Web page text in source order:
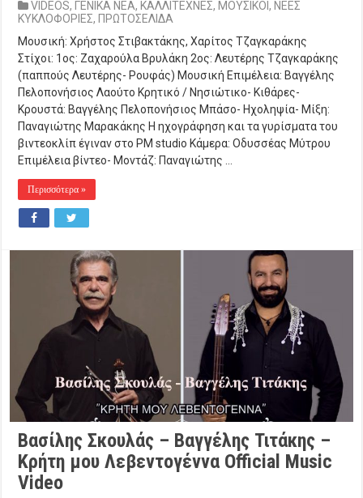
VIDEOS, ΓΕΝΙΚΑ ΝΕΑ, ΚΑΛΛΙΤΕΧΝΕΣ, ΜΟΥΣΙΚΟΙ, ΝΕΕΣ
ΚΥΚΛΟΦΟΡΙΕΣ, ΠΡΩΤΟΣΕΛΙΔΑ
Μουσική: Χρήστος Στιβακτάκης, Χαρίτος Τζαγκαράκης
Στίχοι: 1ος: Ζαχαρούλα Βρυλάκη 2ος: Λευτέρης Τζαγκαράκης
(παππούς Λευτέρης- Ρουφάς) Μουσική Επιμέλεια: Βαγγέλης
Πελοπονήσιος Λαούτο Κρητικό / Νησιώτικο- Κιθάρες-
Κρουστά: Βαγγέλης Πελοπονήσιος Μπάσο- Ηχοληψία- Μίξη:
Παναγιώτης Μαρακάκης Η ηχογράφηση και τα γυρίσματα του
βιντεοκλίπ έγιναν στο PM studio Κάμερα: Οδυσσέας Μύτρου
Επιμέλεια βίντεο- Μοντάζ: Παναγιώτης …
Περισσότερα »
Βασίλης Σκουλάς – Βαγγέλης Τιτάκης –
Κρήτη μου Λεβεντογέννα Official Music
Video